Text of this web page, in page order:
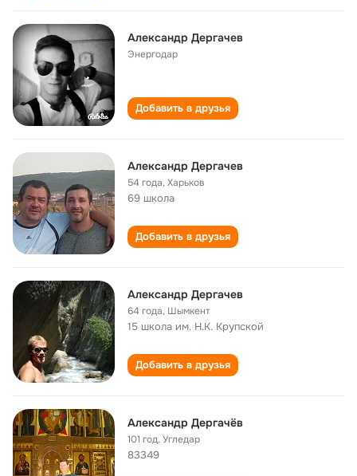
Александр Дергачев
Энергодар
Добавить в друзья
Александр Дергачев
54 года,Харьков
69 школа
Добавить в друзья
Александр Дергачев
64 года, Шымкент
15 школа им. Н.К. Крупской
Добавить в друзья
Александр Дергачёв
101 год,Угледар
83349